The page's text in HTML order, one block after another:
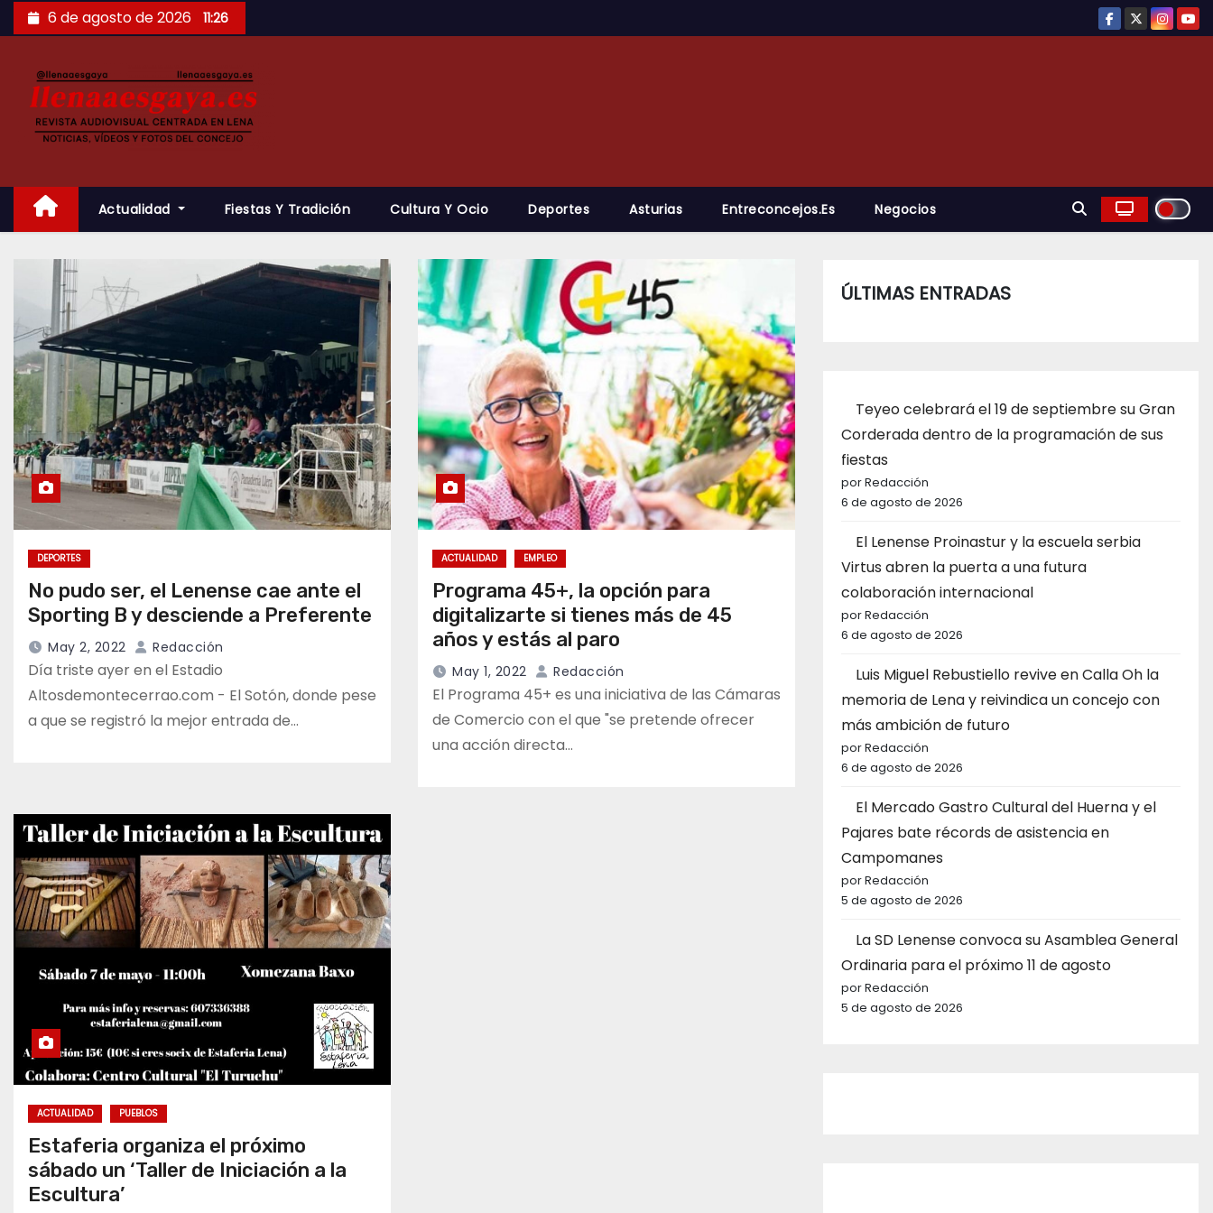
Saltar
al
6 de agosto de 2026 11:26
Actualidad Fiestas Y Tradición Cultura Y Ocio Deportes Asturias Entreconcejos.es Negocios
DEPORTES
No pudo ser, el Lenense cae ante el
Sporting B y desciende a Preferente
May 2, 2022 Redacción
Día triste ayer en el Estadio
Altosdemontecerrao.com - El Sotón, donde pese
a que se registró la mejor entrada de…
ACTUALIDAD EMPLEO
Programa 45+, la opción para
digitalizarte si tienes más de 45
años y estás al paro
May 1, 2022 Redacción
El Programa 45+ es una iniciativa de las Cámaras
de Comercio con el que "se pretende ofrecer
una acción directa…
ACTUALIDAD PUEBLOS
Estaferia organiza el próximo
sábado un ‘Taller de Iniciación a la
Escultura’
ÚLTIMAS ENTRADAS
Teyeo celebrará el 19 de septiembre su Gran
Corderada dentro de la programación de sus
fiestas
por Redacción
6 de agosto de 2026
El Lenense Proinastur y la escuela serbia
Virtus abren la puerta a una futura
colaboración internacional
por Redacción
6 de agosto de 2026
Luis Miguel Rebustiello revive en Calla Oh la
memoria de Lena y reivindica un concejo con
más ambición de futuro
por Redacción
6 de agosto de 2026
El Mercado Gastro Cultural del Huerna y el
Pajares bate récords de asistencia en
Campomanes
por Redacción
5 de agosto de 2026
La SD Lenense convoca su Asamblea General
Ordinaria para el próximo 11 de agosto
por Redacción
5 de agosto de 2026